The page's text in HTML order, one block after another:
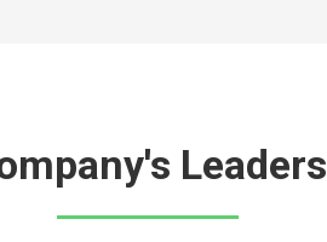
Leaders